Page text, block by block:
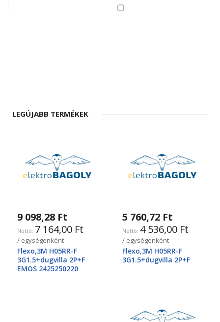
LEGÚJABB TERMÉKEK
9 098,28 Ft
7 164,00 Ft
/ egységenként
Flexo,3M H05RR-F
3G1.5+dugvilla 2P+F
EMOS 2425250220
5 760,72 Ft
4 536,00 Ft
/ egységenként
Flexo,3M H05RR-F
3G1.5+dugvilla 2P+F